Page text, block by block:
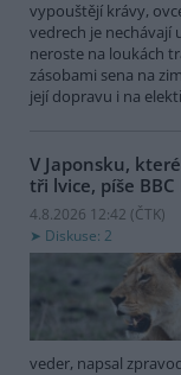
vypouštějí krávy,
vedrech je nechávají
neroste na loukách
zásobami sena na
její dopravu i na
V Japonsku,
tři lvice, píše BBC
4.8.2026 12:42 (ČTK)
Diskuse: 2
veder, napsal